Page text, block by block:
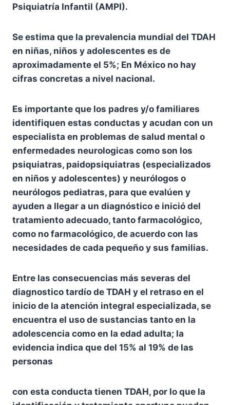
Psiquiatría Infantil (AMPI).
Se estima que la prevalencia mundial del TDAH
en niñas, niños y adolescentes es de
aproximadamente el 5%; En México no hay
cifras concretas a nivel nacional.
Es importante que los padres y/o familiares
identifiquen estas conductas y acudan con un
especialista en problemas de salud mental o
enfermedades neurologicas como son los
psiquiatras, paidopsiquiatras (especializados
en niños y adolescentes) y neurólogos o
neurólogos pediatras, para que evalúen y
ayuden a llegar a un diagnóstico e inició del
tratamiento adecuado, tanto farmacológico,
como no farmacológico, de acuerdo con las
necesidades de cada pequeño y sus familias.
Entre las consecuencias más severas del
diagnostico tardío de TDAH y el retraso en el
inicio de la atención integral especializada, se
encuentra el uso de sustancias tanto en la
adolescencia como en la edad adulta; la
evidencia indica que del 15% al 19% de las
personas
con esta conducta tienen TDAH, por lo que la